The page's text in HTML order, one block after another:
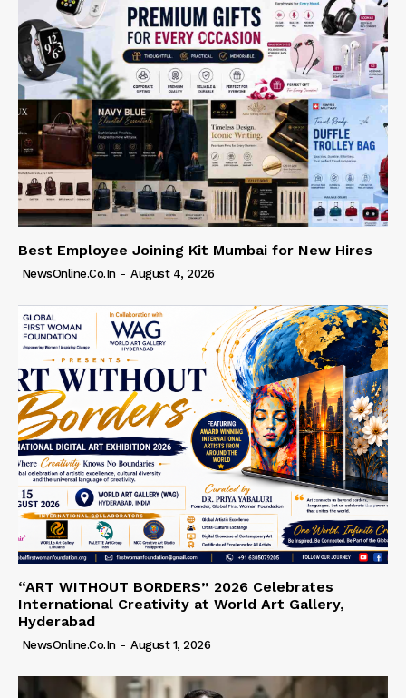
Best Employee Joining Kit Mumbai for New Hires
NewsOnline.co.in - August 4, 2026
“ART WITHOUT BORDERS” 2026 Celebrates
International Creativity at World Art Gallery,
Hyderabad
NewsOnline.co.in - August 1, 2026